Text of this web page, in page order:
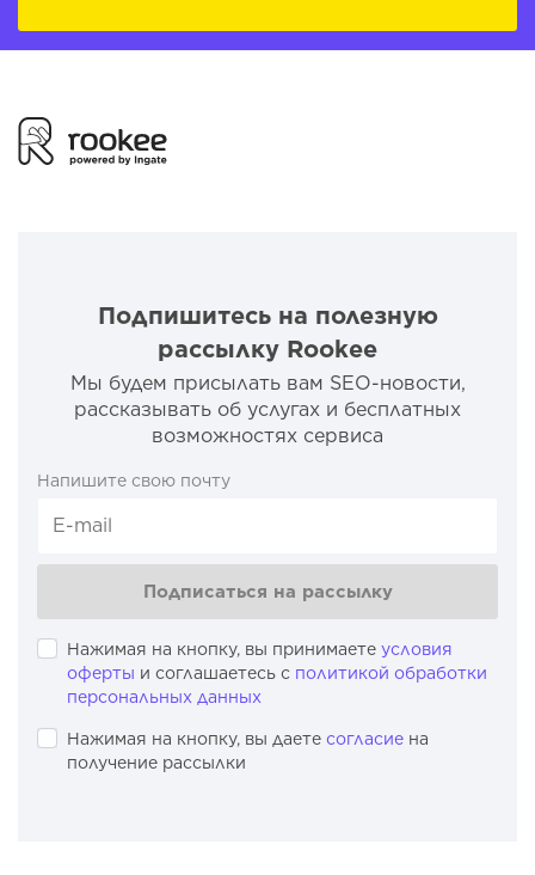
Подпишитесь на полезную
рассылку Rookee
Мы будем присылать вам SEO-новости,
рассказывать об услугах и бесплатных
возможностях сервиса
Напишите свою почту
Подписаться на рассылку
Нажимая на кнопку, вы принимаете условия
оферты и соглашаетесь с политикой обработки
персональных данных
Нажимая на кнопку, вы даете согласие на
получение рассылки